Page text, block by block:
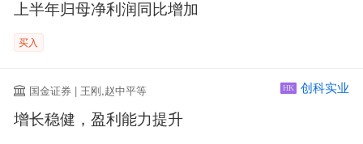
上半年归母净利润同比增加
买入
国金证券 | 王刚,赵中平等 HK 创科实业
增长稳健，盈利能力提升